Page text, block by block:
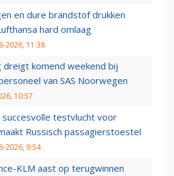
en dure brandstof drukken
hard omlaag
2026, 11:38
dreigt komend weekend bij
van SAS Noorwegen
10:57
testvlucht voor
Russisch passagierstoestel
2026, 9:54
KLM aast op terugwinnen